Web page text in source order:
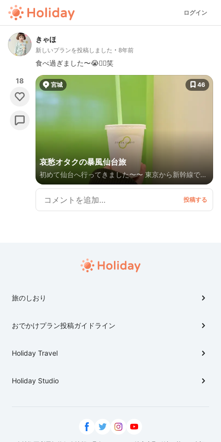
ログイン
きゃほ
新しいプランを投稿しました 8年前
食べ過ぎました〜😭👍🏻笑
18 宮城 46
哀愁オタクの暴風仙台旅
初めて仙台へ行ってきました〜〜 東京から新幹線で約
2時間♩意外と近い（＾ν＾） 道路が広くて快適だったの
で結構な距離を歩きました☺️ なんと！！！！2日とも暴風警
報が出ていまして！！ 必然的にグルメ旅になりました、
旅のしおり
おでかけプラン投稿ガイドライン
Holiday Travel
Holiday Studio